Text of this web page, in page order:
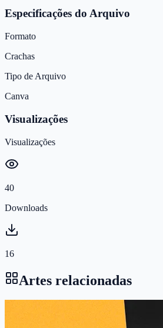
Especificações do Arquivo
Formato
Crachas
Tipo de Arquivo
Canva
Visualizações
Visualizações
40
Downloads
16
Artes relacionadas